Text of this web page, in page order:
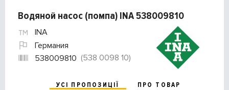
Водяной насос (помпа) INA 538009810
INA
Германия
538009810 (538 0098 10)
УСІ ПРОПОЗИЦІЇ
ПРО ТОВАР